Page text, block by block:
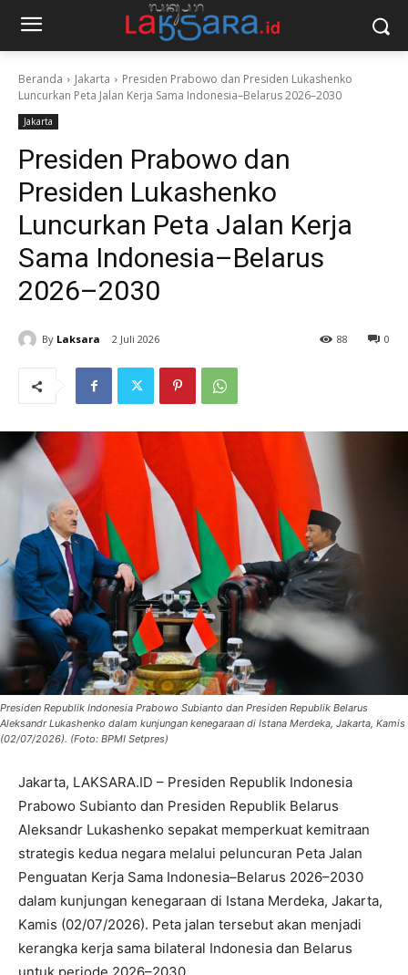
Beranda Jakarta
Presiden Prabowo dan Presiden Lukashenko
Luncurkan Peta Jalan Kerja Sama Indonesia–Belarus 2026–2030
Jakarta
Presiden Prabowo dan
Presiden Lukashenko
Luncurkan Peta Jalan Kerja
Sama Indonesia–Belarus
2026–2030
By Laksara 2 Juli 2026 0
88
Presiden Republik Indonesia Prabowo Subianto dan Presiden Republik Belarus
Aleksandr Lukashenko dalam kunjungan kenegaraan di Istana Merdeka, Jakarta, Kamis
(02/07/2026). (Foto: BPMI Setpres)
Jakarta, LAKSARA.ID – Presiden Republik Indonesia
Prabowo Subianto dan Presiden Republik Belarus
Aleksandr Lukashenko sepakat memperkuat kemitraan
strategis kedua negara melalui peluncuran Peta Jalan
Penguatan Kerja Sama Indonesia–Belarus 2026–2030
dalam kunjungan kenegaraan di Istana Merdeka, Jakarta,
Kamis (02/07/2026). Peta jalan tersebut akan menjadi
kerangka kerja sama bilateral Indonesia dan Belarus
untuk periode 2026–2030.